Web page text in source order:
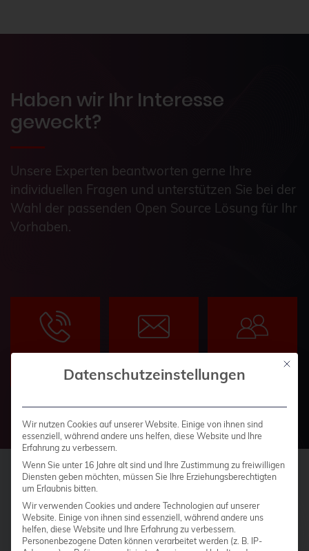
Haben wir Ihr Interesse
geweckt?
Unsere Experten beantworten gerne Ihre
individuellen Fragen und unterstützen Sie bei der
Wahl der passenden Open Source Lösung für Ihr
Vorhaben.
TELEFON
02161-9174200
SCHREIBEN
SIE UNS
MEET US
Das credativ®
Open Source Support Center
Mit
Datenschutzeinstellungen
Wir nutzen Cookies auf unserer Website. Einige von ihnen sind
essenziell, während andere uns helfen, diese Website und Ihre
Erfahrung zu verbessern.
Wenn Sie unter 16 Jahre alt sind und Ihre Zustimmung zu freiwilligen
Diensten geben möchten, müssen Sie Ihre Erziehungsberechtigten
um Erlaubnis bitten.
Wir verwenden Cookies und andere Technologien auf unserer
Website. Einige von ihnen sind essenziell, während andere uns
helfen, diese Website und Ihre Erfahrung zu verbessern.
Personenbezogene Daten können verarbeitet werden (z. B. IP-